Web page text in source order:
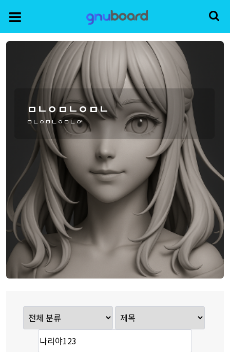
ㅁㄴㅇㅁㄴㅇㅁㄴ
ㅁㄴㅇㅁㄴㅇㅁㄴㅇ